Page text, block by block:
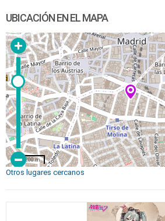
UBICACIÓN EN EL MAPA
200 m
Otros lugares cercanos